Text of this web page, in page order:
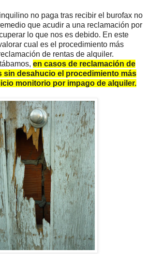
no paga tras recibir el burofax no
que acudir a una reclamación por
lo que nos es debido. En este
cual es el procedimiento más
de rentas de alquiler.
en casos de reclamación de
sin desahucio el procedimiento más
monitorio por impago de alquiler.